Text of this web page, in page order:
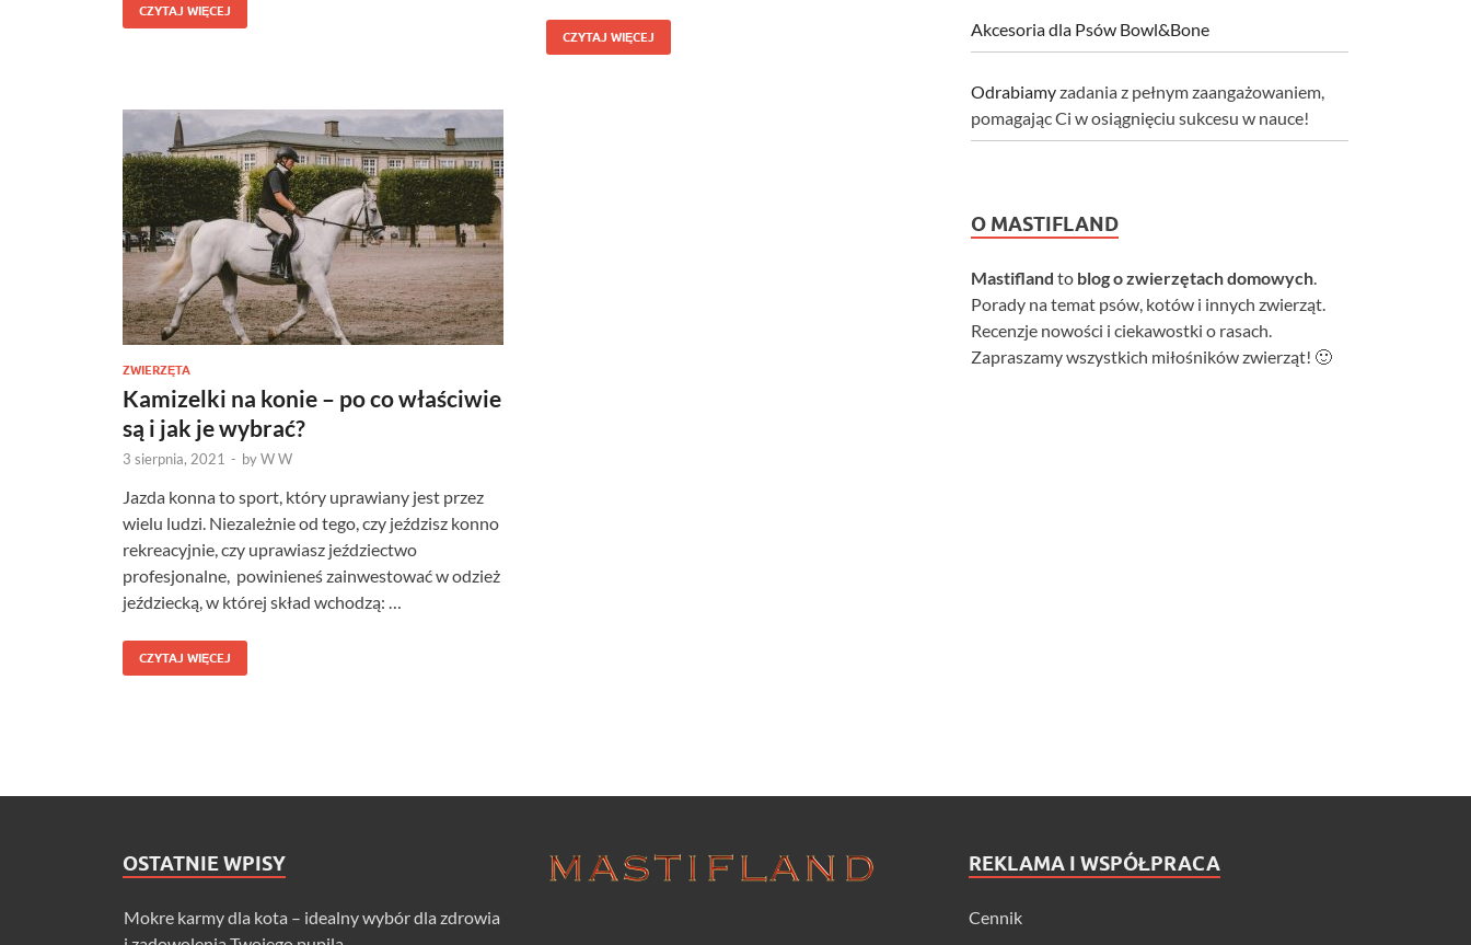
CZYTAJ WIĘCEJ
CZYTAJ WIĘCEJ
ZWIERZĘTA
Kamizelki na konie – po co właściwie
są i jak je wybrać?
3 sierpnia, 2021 - byW W
Jazda konna to sport, który uprawiany jest przez
wielu ludzi. Niezależnie od tego, czy jeździsz konno
rekreacyjnie, czy uprawiasz jeździectwo
profesjonalne, powinieneś zainwestować w odzież
jeździecką, w której skład wchodzą: …
CZYTAJ WIĘCEJ
Akcesoria dla Psów Bowl&Bone
Odrabiamyzadania z pełnym zaangażowaniem,
pomagając Ci w osiągnięciu sukcesu w nauce!
O MASTIFLAND
Mastifland to blog o zwierzętach domowych.
Porady na temat psów, kotów i innych zwierząt.
Recenzje nowości i ciekawostki o rasach.
Zapraszamy wszystkich miłośników zwierząt! 🙂
OSTATNIE WPISY
Mokre karmy dla kota – idealny wybór dla zdrowia
REKLAMA I WSPÓŁPRACA
Cennik